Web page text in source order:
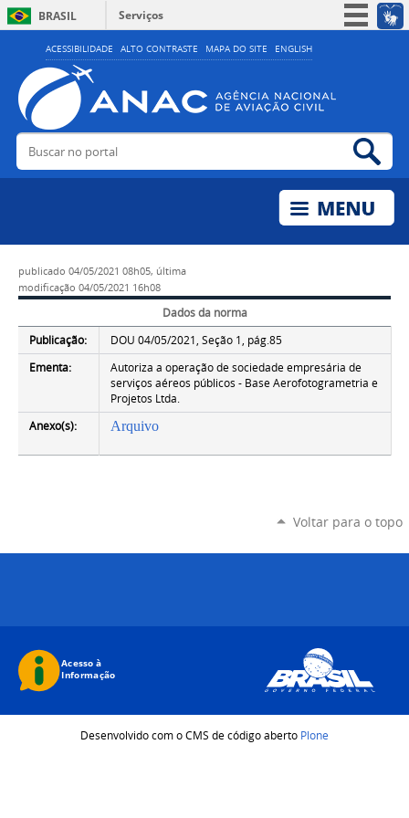
ACESSIBILIDADE ALTO CONTRASTE MAPA DO SITE ENGLISH
BRASIL
Serviços
Simplifique!
Acesso à informação
Legislação
Buscar no portal
publicado 04/05/2021 08h05, última
modificação 04/05/2021 16h08
Dados da norma
Publicação:
DOU 04/05/2021, Seção 1, pág.85
Ementa:
Autoriza a operação de sociedade empresária de
serviços aéreos públicos - Base Aerofotogrametria e
Projetos Ltda.
Anexo(s):
Arquivo
Voltar para o topo
Desenvolvido com o CMS de código aberto Plone